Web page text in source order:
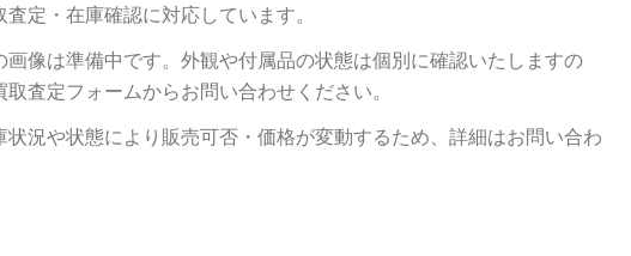
定・在庫確認に対応しています。
画像は準備中です。外観や付属品の状態は個別に確認いたしますの
査定フォームからお問い合わせください。
状況や状態により販売可否・価格が変動するため、詳細はお問い合わ